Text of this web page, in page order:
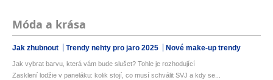
Móda a krása
Jak zhubnout Trendy nehty pro jaro 2025 Nové make-up trendy
Jak vybrat barvu, která vám bude slušet? Tohle je rozhodující
Zasklení lodžie v paneláku: kolik stojí, co musí schválit SVJ a kdy se...